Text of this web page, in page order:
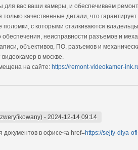
для вас ваши камеры, и обеспечиваем
качественные детали, что
с которыми сталкиваются
обеспечения, неисправности разъемов и
объективов, ПО, разъемов и
в москве.
на сайте: https://remont-videokamer-
- 2024-12-14 09:14
документов в офисе<a href=https://sejfy-dlya-